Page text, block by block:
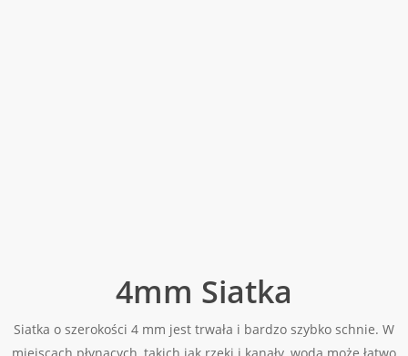
4mm Siatka
Siatka o szerokości 4 mm jest trwała i bardzo szybko schnie. W